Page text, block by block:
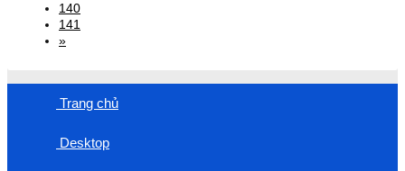
140
141
»
Trang chủ
Desktop